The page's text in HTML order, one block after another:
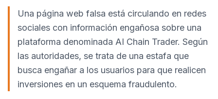
Una página web falsa está circulando en redes
sociales con información engañosa sobre una
plataforma denominada AI Chain Trader. Según
las autoridades, se trata de una estafa que
busca engañar a los usuarios para que realicen
inversiones en un esquema fraudulento.